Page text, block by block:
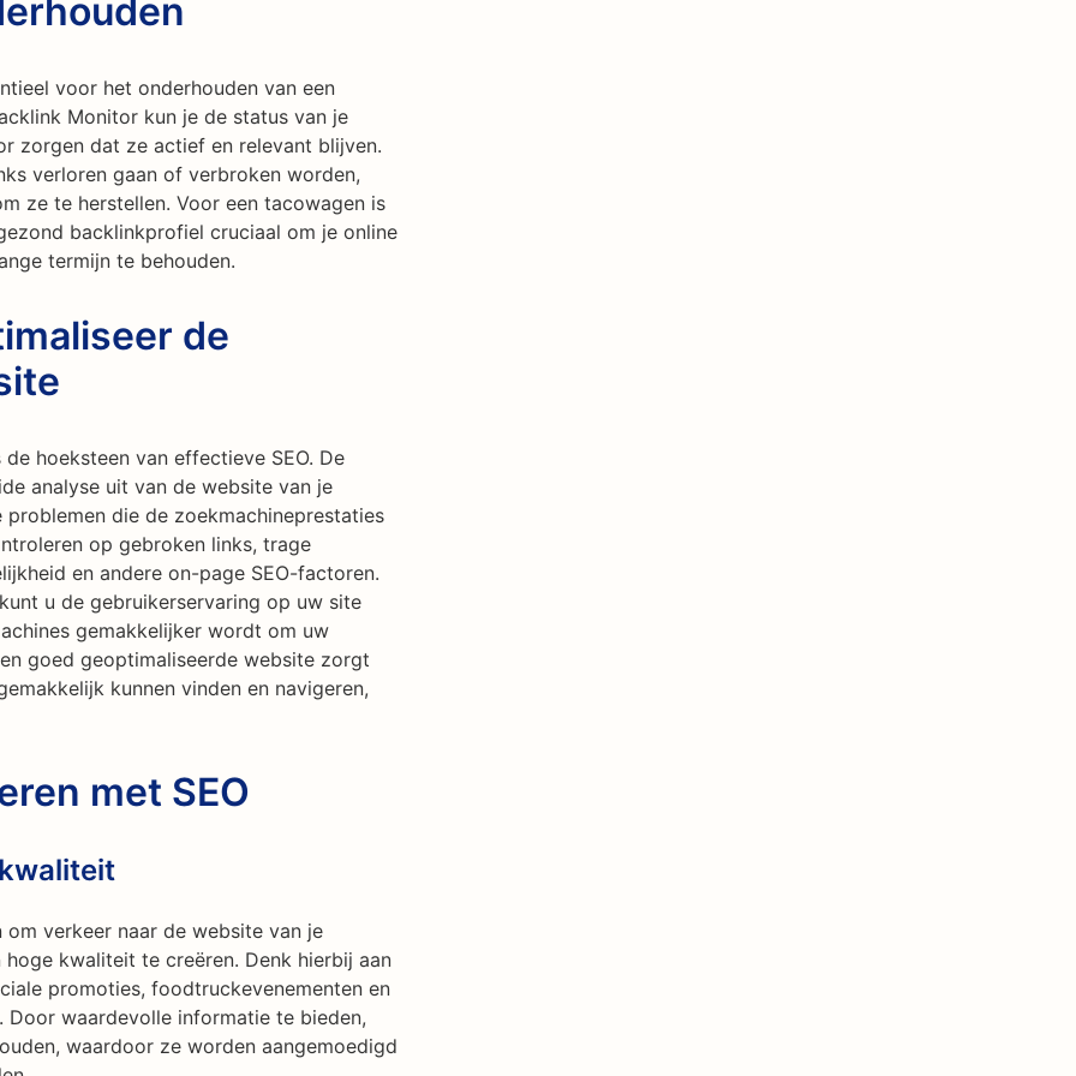
voor het onderhouden van een
Monitor kun je de status van je
zorgen dat ze actief en relevant blijven.
verloren gaan of verbroken worden,
ze te herstellen. Voor een tacowagen is
backlinkprofiel cruciaal om je online
termijn te behouden.
de
hoeksteen van effectieve SEO. De
analyse uit van de website van je
die de zoekmachineprestaties
op gebroken links, trage
en andere on-page SEO-factoren.
u de gebruikerservaring op uw site
gemakkelijker wordt om uw
goed geoptimaliseerde website zorgt
kunnen vinden en navigeren,
met SEO
verkeer naar de website van je
kwaliteit te creëren. Denk hierbij aan
promoties, foodtruckevenementen en
waardevolle informatie te bieden,
waardoor ze worden aangemoedigd